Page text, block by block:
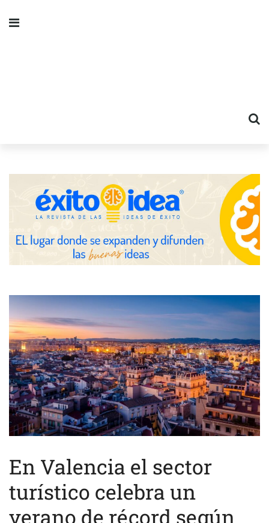
En Valencia el sector
turístico celebra un
verano de récord según